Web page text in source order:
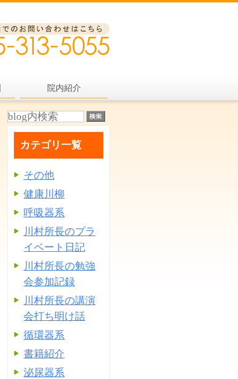
院内紹介
カテゴリ一覧
その他
健康川柳
呼吸器系
川村所長のプラ
イベート日記
川村所長の勉強
会参加記録
川村所長の講演
会打ち明け話
循環器系
書籍紹介
泌尿器系